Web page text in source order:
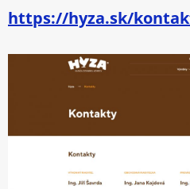
https://hyza.sk/